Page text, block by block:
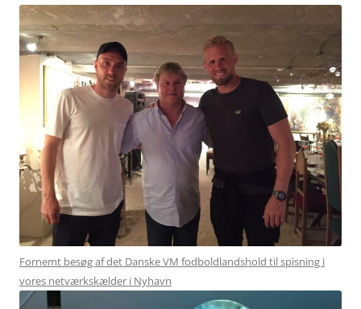
Fornemt besøg af det Danske VM fodboldlandshold til spisning i
vores netværkskælder i Nyhavn